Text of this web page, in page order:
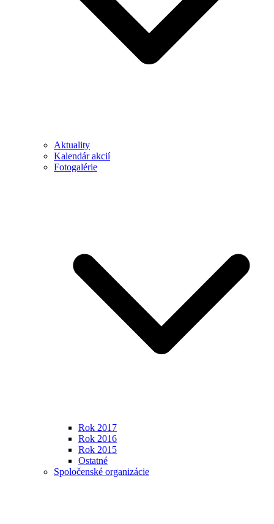
Aktuality
Kalendár akcií
Fotogalérie
Rok 2017
Rok 2016
Rok 2015
Ostatné
Spoločenské organizácie